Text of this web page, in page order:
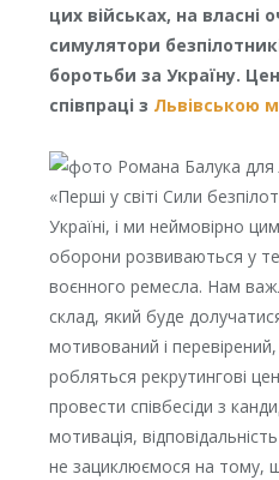
цих військах, на власні
симулятори
боротьби за Україну.
співпраці з Львівською
«Перші у світі Сили
Україні, і ми неймовірно
оборони розвиваються у
воєнного ремесла. Нам
склад, який буде
мотивований і
робляться рекрутингові
провести співбесіди з
мотивація,
не зациклюємося на тому,